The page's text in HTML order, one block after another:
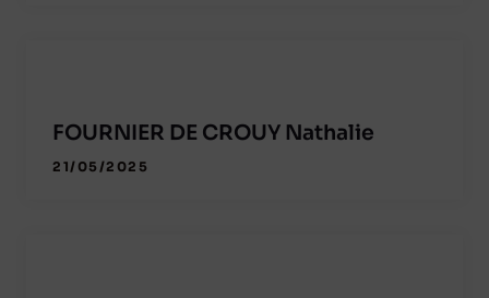
FOURNIER DE CROUY Nathalie
21/05/2025